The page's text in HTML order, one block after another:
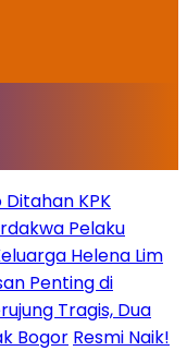
Ditahan KPK
Pelaku
Helena Lim
Penting di
Tragis, Dua
Bogor Resmi Naik!